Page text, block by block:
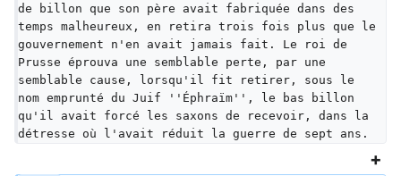
de billon que son père avait fabriquée dans des
temps malheureux, en retira trois fois plus que le
gouvernement n'en avait jamais fait. Le roi de
Prusse éprouva une semblable perte, par une
semblable cause, lorsqu'il fit retirer, sous le
nom emprunté du Juif ''Éphraïm'', le bas billon
qu'il avait forcé les saxons de recevoir, dans la
détresse où l'avait réduit la guerre de sept ans.